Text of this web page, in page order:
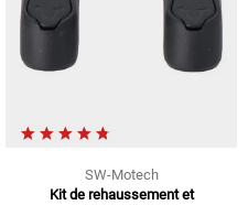
SW-Motech
Kit de rehaussement et